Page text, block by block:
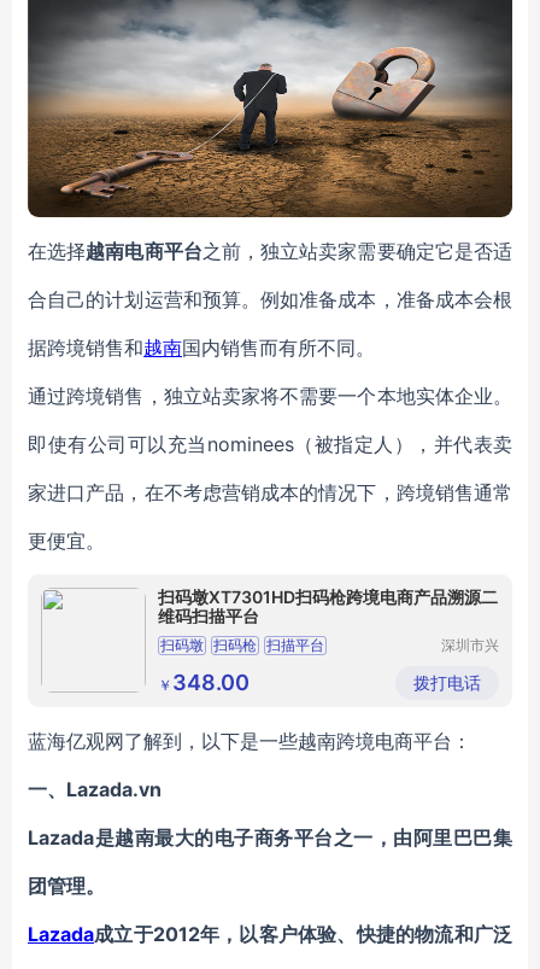
在选择越南电商平台之前，独立站卖家需要确定它是否适
合自己的计划运营和预算。例如准备成本，准备成本会根
据跨境销售和越南国内销售而有所不同。
通过跨境销售，独立站卖家将不需要一个本地实体企业。
即使有公司可以充当nominees（被指定人），并代表卖
家进口产品，在不考虑营销成本的情况下，跨境销售通常
更便宜。
扫码墩XT7301HD扫码枪跨境电商产品溯源二
维码扫描平台
扫码墩 扫码枪 扫描平台
深圳市兴
技有限公
司
￥ 348.00 拨打电话
蓝海亿观网了解到，以下是一些越南跨境电商平台：
一、Lazada.vn
Lazada是越南最大的电子商务平台之一，由 阿里巴巴集
团管理。
Lazada成立于2012年，以客户体验、快捷的物流和广泛